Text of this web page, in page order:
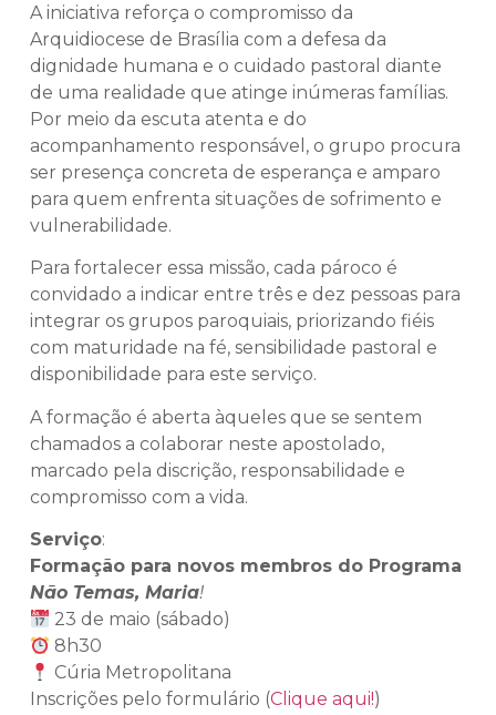
A iniciativa reforça o compromisso da
Arquidiocese de Brasília com a defesa da
dignidade humana e o cuidado pastoral diante
de uma realidade que atinge inúmeras famílias.
Por meio da escuta atenta e do
acompanhamento responsável, o grupo procura
ser presença concreta de esperança e amparo
para quem enfrenta situações de sofrimento e
vulnerabilidade.
Para fortalecer essa missão, cada pároco é
convidado a indicar entre três e dez pessoas para
integrar os grupos paroquiais, priorizando fiéis
com maturidade na fé, sensibilidade pastoral e
disponibilidade para este serviço.
A formação é aberta àqueles que se sentem
chamados a colaborar neste apostolado,
marcado pela discrição, responsabilidade e
compromisso com a vida.
Serviço:
Formação para novos membros do Programa
Não Temas, Maria!
23 de maio (sábado)
8h30
Cúria Metropolitana
Inscrições pelo formulário (Clique aqui!)